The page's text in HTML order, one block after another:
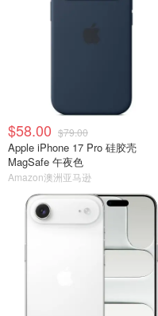
$58.00 $79.00
Apple iPhone 17 Pro 硅胶壳
MagSafe 午夜色
Amazon澳洲亚马逊